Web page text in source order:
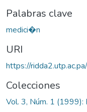
Palabras clave
medici�n
URI
https://
Colecciones
Vol. 3, Núm. 1 (1999):